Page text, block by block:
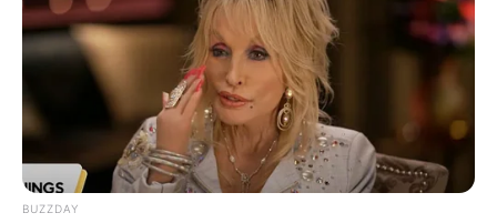
BUZZDAY